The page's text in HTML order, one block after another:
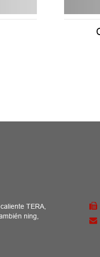
TERA,
ning,